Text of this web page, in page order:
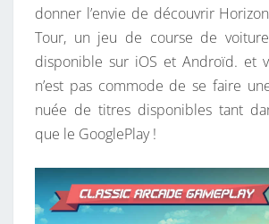
donner l’envie de découvrir
Tour, un jeu de course de
disponible sur iOS et Androïd. et
n’est pas commode de se faire
nuée de titres disponibles tant
que le GooglePlay !